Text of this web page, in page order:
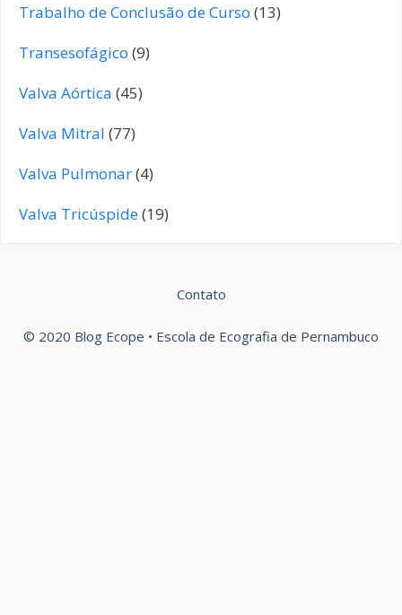
Trabalho de Conclusão de Curso (13)
Transesofágico (9)
Valva Aórtica (45)
Valva Mitral (77)
Valva Pulmonar(4)
Valva Tricúspide(19)
Contato
© 2020 Blog Ecope • Escola de Ecografia de Pernambuco